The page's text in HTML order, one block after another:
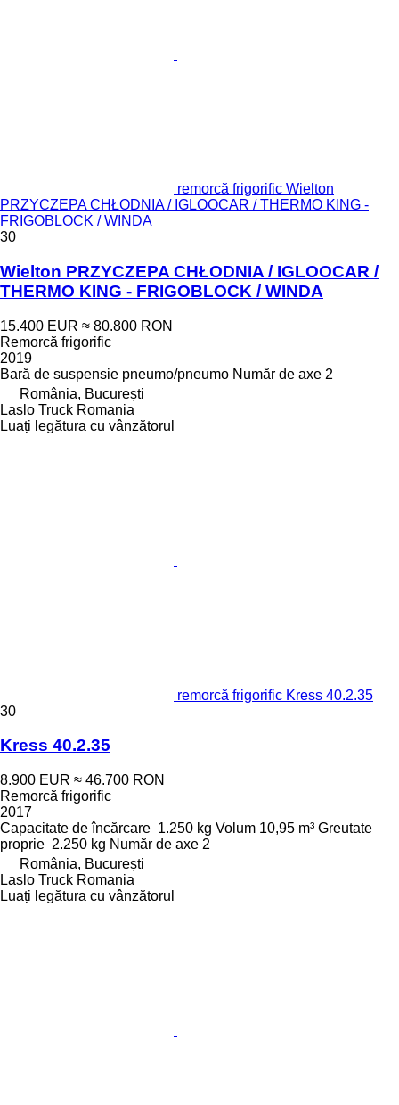
remorcă frigorific Wielton
PRZYCZEPA CHŁODNIA / IGLOOCAR / THERMO KING -
FRIGOBLOCK / WINDA
30
Wielton PRZYCZEPA CHŁODNIA / IGLOOCAR /
THERMO KING - FRIGOBLOCK / WINDA
15.400 EUR ≈ 80.800 RON
Remorcă frigorific
2019
Bară de suspensie pneumo/pneumo Număr de axe 2
România, București
Laslo Truck Romania
Luați legătura cu vânzătorul
remorcă frigorific Kress 40.2.35
30
Kress 40.2.35
8.900 EUR ≈ 46.700 RON
Remorcă frigorific
2017
Capacitate de încărcare 1.250 kg Volum 10,95 m³ Greutate
proprie 2.250 kg Număr de axe 2
România, București
Laslo Truck Romania
Luați legătura cu vânzătorul